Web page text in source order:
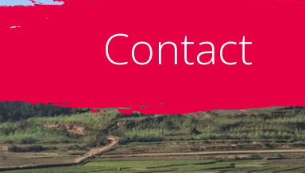
Contact